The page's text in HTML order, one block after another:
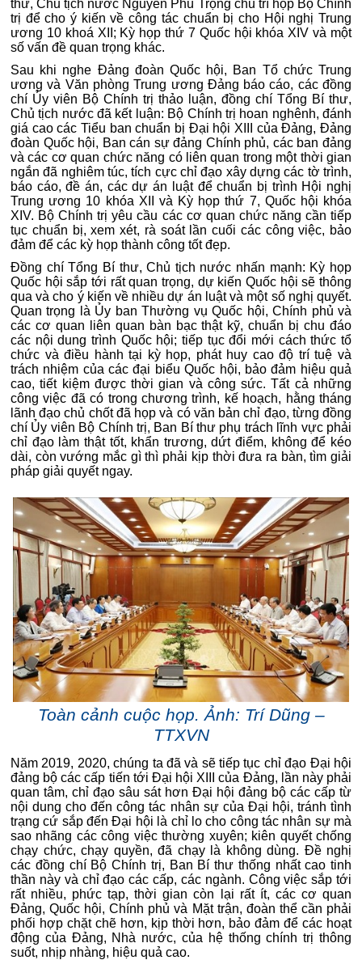
thư, Chủ tịch nước Nguyễn Phú Trọng chủ trì họp Bộ Chính
trị để cho ý kiến về công tác chuẩn bị cho Hội nghị Trung
ương 10 khoá XII; Kỳ họp thứ 7 Quốc hội khóa XIV và một
số vấn đề quan trọng khác.
Sau khi nghe Đảng đoàn Quốc hội, Ban Tổ chức Trung
ương và Văn phòng Trung ương Đảng báo cáo, các đồng
chí Ủy viên Bộ Chính trị thảo luận, đồng chí Tổng Bí thư,
Chủ tịch nước đã kết luận: Bộ Chính trị hoan nghênh, đánh
giá cao các Tiểu ban chuẩn bị Đại hội XIII của Đảng, Đảng
đoàn Quốc hội, Ban cán sự đảng Chính phủ, các ban đảng
và các cơ quan chức năng có liên quan trong một thời gian
ngắn đã nghiêm túc, tích cực chỉ đạo xây dựng các tờ trình,
báo cáo, đề án, các dự án luật để chuẩn bị trình Hội nghị
Trung ương 10 khóa XII và Kỳ họp thứ 7, Quốc hội khóa
XIV. Bộ Chính trị yêu cầu các cơ quan chức năng cần tiếp
tục chuẩn bị, xem xét, rà soát lần cuối các công việc, bảo
đảm để các kỳ họp thành công tốt đẹp.
Đồng chí Tổng Bí thư, Chủ tịch nước nhấn mạnh: Kỳ họp
Quốc hội sắp tới rất quan trọng, dự kiến Quốc hội sẽ thông
qua và cho ý kiến về nhiều dự án luật và một số nghị quyết.
Quan trọng là Ủy ban Thường vụ Quốc hội, Chính phủ và
các cơ quan liên quan bàn bạc thật kỹ, chuẩn bị chu đáo
các nội dung trình Quốc hội; tiếp tục đổi mới cách thức tổ
chức và điều hành tại kỳ họp, phát huy cao độ trí tuệ và
trách nhiệm của các đại biểu Quốc hội, bảo đảm hiệu quả
cao, tiết kiệm được thời gian và công sức. Tất cả những
công việc đã có trong chương trình, kế hoạch, hằng tháng
lãnh đạo chủ chốt đã họp và có văn bản chỉ đạo, từng đồng
chí Ủy viên Bộ Chính trị, Ban Bí thư phụ trách lĩnh vực phải
chỉ đạo làm thật tốt, khẩn trương, dứt điểm, không để kéo
dài, còn vướng mắc gì thì phải kịp thời đưa ra bàn, tìm giải
pháp giải quyết ngay.
Toàn cảnh cuộc họp. Ảnh: Trí Dũng –
TTXVN
Năm 2019, 2020, chúng ta đã và sẽ tiếp tục chỉ đạo Đại hội
đảng bộ các cấp tiến tới Đại hội XIII của Đảng, lần này phải
quan tâm, chỉ đạo sâu sát hơn Đại hội đảng bộ các cấp từ
nội dung cho đến công tác nhân sự của Đại hội, tránh tình
trạng cứ sắp đến Đại hội là chỉ lo cho công tác nhân sự mà
sao nhãng các công việc thường xuyên; kiên quyết chống
chạy chức, chạy quyền, đã chạy là không dùng. Đề nghị
các đồng chí Bộ Chính trị, Ban Bí thư thống nhất cao tinh
thần này và chỉ đạo các cấp, các ngành. Công việc sắp tới
rất nhiều, phức tạp, thời gian còn lại rất ít, các cơ quan
Đảng, Quốc hội, Chính phủ và Mặt trận, đoàn thể cần phải
phối hợp chặt chẽ hơn, kịp thời hơn, bảo đảm để các hoạt
động của Đảng, Nhà nước, của hệ thống chính trị thông
suốt, nhịp nhàng, hiệu quả cao.